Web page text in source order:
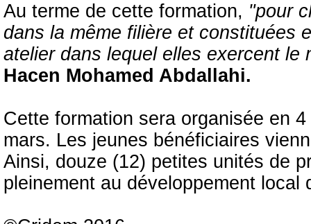
Au terme de cette formation, "pour
dans la même filière et constituées
atelier dans lequel elles exercent le
Hacen Mohamed Abdallahi.
Cette formation sera organisée en
mars. Les jeunes bénéficiaires
Ainsi, douze (12) petites unités de
pleinement au développement local